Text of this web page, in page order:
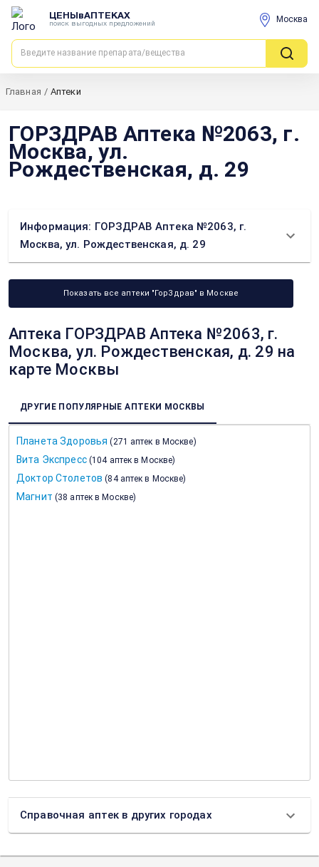
ЦЕНЫвАПТЕКАХ
поиск выгодных предложений Москва
Главная / Аптеки
ГОРЗДРАВ Аптека №2063, г.
Москва, ул.
Рождественская, д. 29
Информация: ГОРЗДРАВ Аптека №2063, г.
Москва, ул. Рождественская, д. 29
Показать все аптеки "ГорЗдрав" в Москве
Аптека ГОРЗДРАВ Аптека №2063, г.
Москва, ул. Рождественская, д. 29 на
карте Москвы
ДРУГИЕ ПОПУЛЯРНЫЕ АПТЕКИ МОСКВЫ
Планета Здоровья (271 аптек в Москве)
Вита Экспресс (104 аптек в Москве)
Доктор Столетов (84 аптек в Москве)
Магнит (38 аптек в Москве)
Справочная аптек в других городах